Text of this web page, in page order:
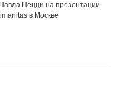
Пецци на презентации
в Москве